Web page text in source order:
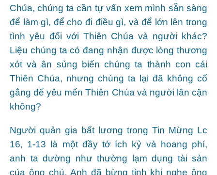
Chúa, chúng ta cần tự vấn xem mình sẵn sàng
để làm gì, để cho đi điều gì, và để lớn lên trong
tình yêu đối với Thiên Chúa và người khác?
Liệu chúng ta có đang nhận được lòng thương
xót và ân sủng biến chúng ta thành con cái
Thiên Chúa, nhưng chúng ta lại đã không cố
gắng để yêu mến Thiên Chúa và người lân cận
không?
Người quản gia bất lương trong Tin Mừng Lc
16, 1-13 là một đầy tớ ích kỷ và hoang phí,
anh ta dường như thường lạm dụng tài sản
của ông chủ. Anh đã bừng tỉnh khi nghe ông